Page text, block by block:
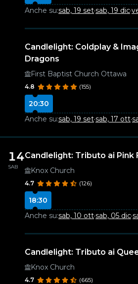
Anche su:sab, 19 set·sab, 19 dic·
Candlelight: Coldplay &
Dragons
First Baptist Church Ottawa
4.8 (155)
20:30
Anche su:sab, 19 set·sab, 17 ott·
14
SAB
Candlelight: Tributo ai Pink
Knox Church
4.7 (126)
18:30
Anche su:sab, 10 ott·sab, 05 dic·
Candlelight: Tributo ai
Knox Church
4.7 (665)